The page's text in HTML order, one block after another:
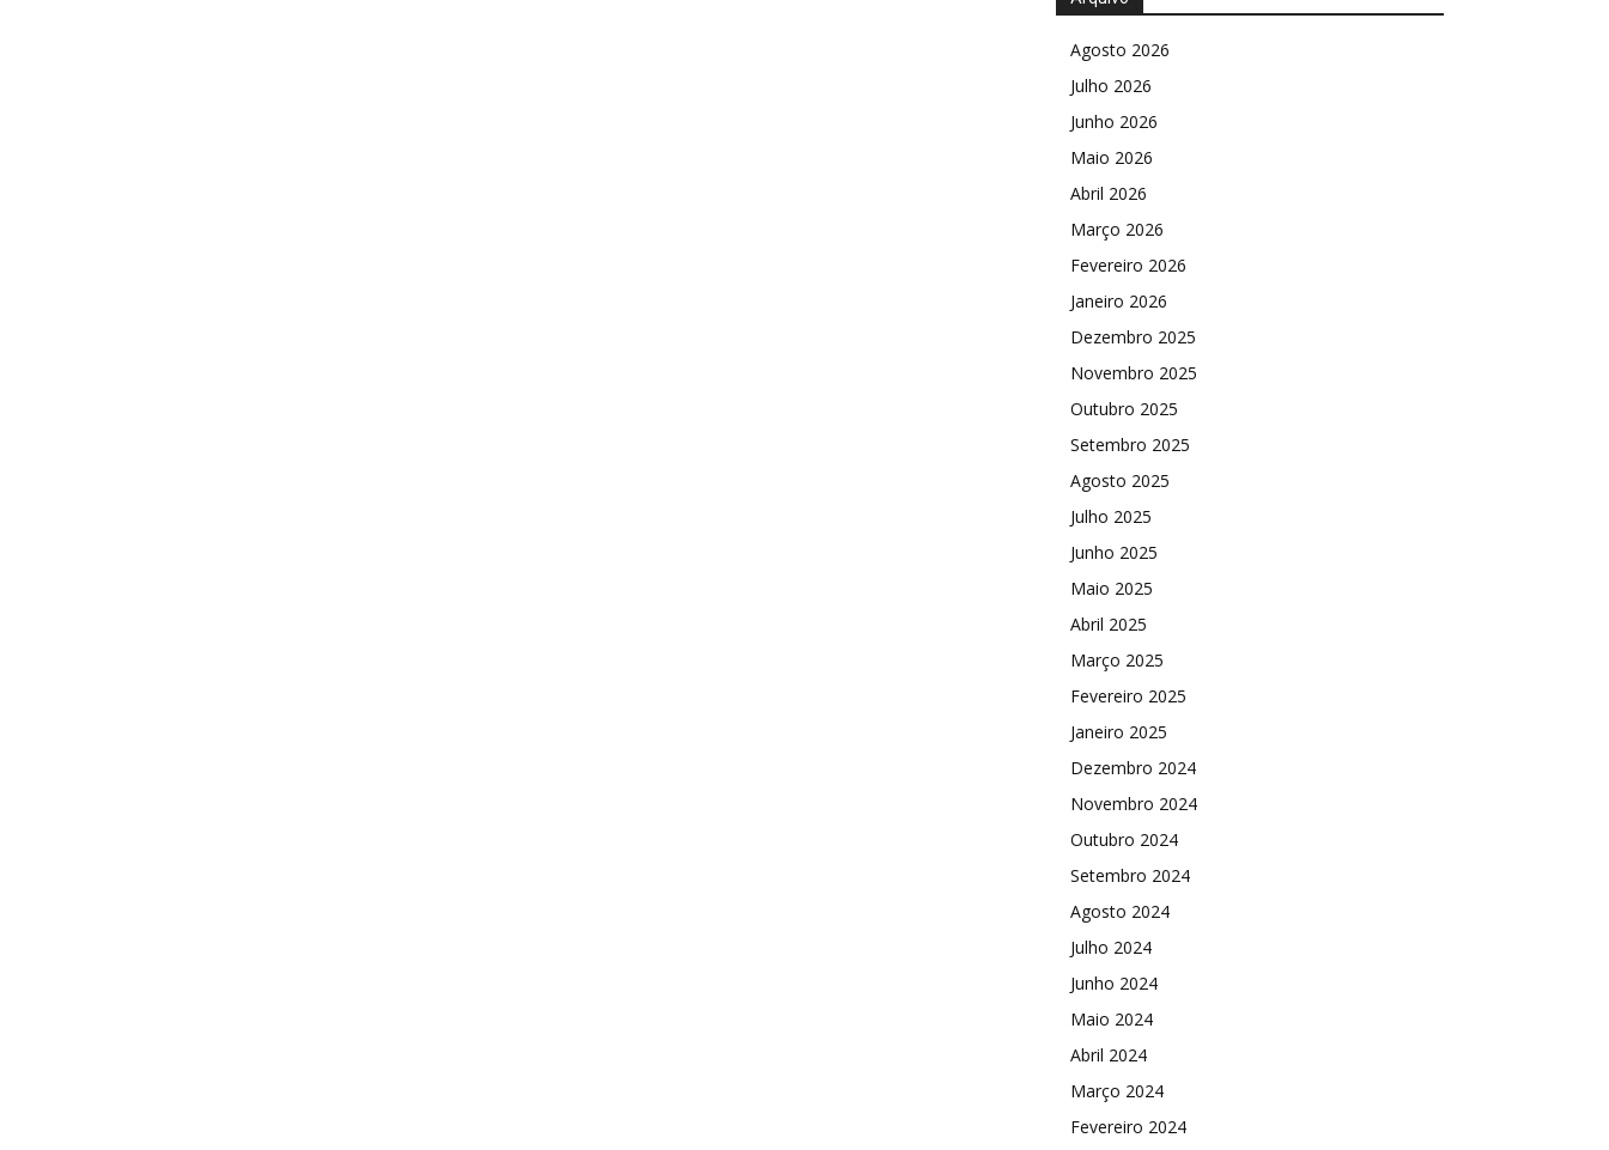
Agosto 2026
Julho 2026
Junho 2026
Maio 2026
Abril 2026
Março 2026
Fevereiro 2026
Janeiro 2026
Dezembro 2025
Novembro 2025
Outubro 2025
Setembro 2025
Agosto 2025
Julho 2025
Junho 2025
Maio 2025
Abril 2025
Março 2025
Fevereiro 2025
Janeiro 2025
Dezembro 2024
Novembro 2024
Outubro 2024
Setembro 2024
Agosto 2024
Julho 2024
Junho 2024
Maio 2024
Abril 2024
Março 2024
Fevereiro 2024